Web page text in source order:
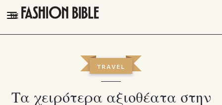
THE FASHION BIBLE
TALK OF THE TOWN
TRAVEL
Τα χειρότερα αξιοθέατα στην